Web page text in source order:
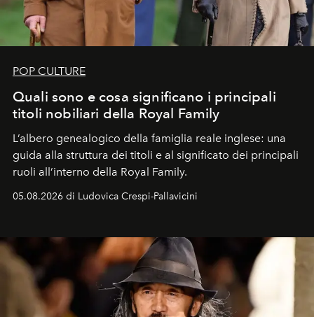
POP CULTURE
Quali sono e cosa significano i principali
titoli nobiliari della Royal Family
L’albero genealogico della famiglia reale inglese: una
guida alla struttura dei titoli e al significato dei principali
ruoli all’interno della Royal Family.
05.08.2026 di Ludovica Crespi-Pallavicini